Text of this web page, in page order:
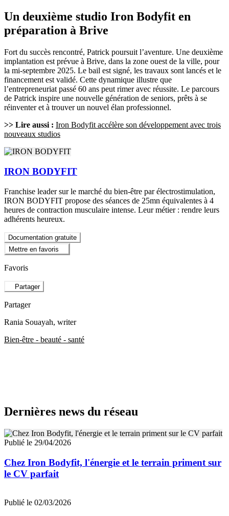
Un deuxième studio Iron Bodyfit en
préparation à Brive
Fort du succès rencontré, Patrick poursuit l’aventure. Une deuxième
implantation est prévue à Brive, dans la zone ouest de la ville, pour
la mi-septembre 2025. Le bail est signé, les travaux sont lancés et le
financement est validé. Cette dynamique illustre que
l’entrepreneuriat passé 60 ans peut rimer avec réussite. Le parcours
de Patrick inspire une nouvelle génération de seniors, prêts à se
réinventer et à trouver un nouvel élan professionnel.
>> Lire aussi : Iron Bodyfit accélère son développement avec trois
nouveaux studios
IRON BODYFIT
Franchise leader sur le marché du bien-être par électrostimulation,
IRON BODYFIT propose des séances de 25mn équivalentes à 4
heures de contraction musculaire intense. Leur métier : rendre leurs
adhérents heureux.
Documentation gratuite
Mettre en favoris
Favoris
Partager
Partager
Rania Souayah, writer
Bien-être - beauté - santé
Dernières news du réseau
Publié le 29/04/2026
Chez Iron Bodyfit, l'énergie et le terrain priment sur
le CV parfait
Publié le 02/03/2026